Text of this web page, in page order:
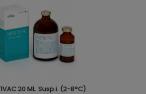
20 ML. Susp.i. (2-8°C)